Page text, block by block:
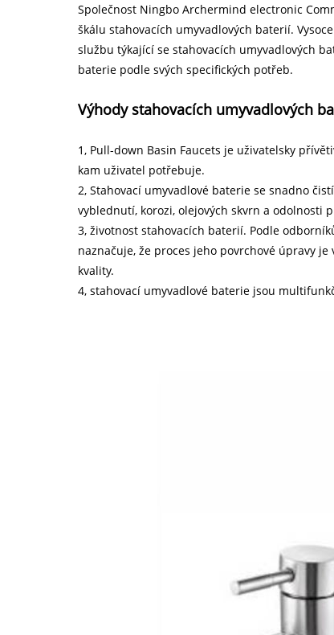
Společnost Ningbo Archermind electronic
škálu stahovacích umyvadlových baterií.
službu týkající se stahovacích umyvadlových
baterie podle svých specifických potřeb.
Výhody stahovacích umyvadlových
1, Pull-down Basin Faucets je uživatelsky
kam uživatel potřebuje.
2, Stahovací umyvadlové baterie se snadno
vyblednutí, korozi, olejových skvrn a odolnosti
3, životnost stahovacích baterií. Podle
naznačuje, že proces jeho povrchové úpravy
kvality.
4, stahovací umyvadlové baterie jsou